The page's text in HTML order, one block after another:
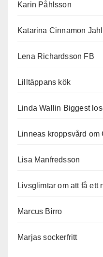
Karin Påhlsson
Katarina Cinnamon
Lena Richardsson FB
Lilltäppans kök
Linda Wallin Biggest
Linneas kroppsvård om
Lisa Manfredsson
Livsglimtar om att få ett
Marcus Birro
Marjas sockerfritt